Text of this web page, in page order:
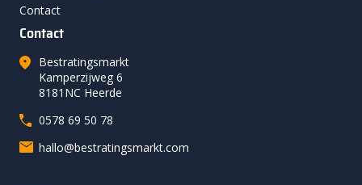
Contact
Contact
Bestratingsmarkt
Kamperzijweg 6
8181NC Heerde
0578 69 50 78
hallo@bestratingsmarkt.com